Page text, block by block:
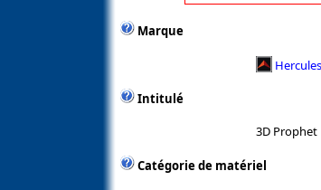
Marque
Hercules
Intitulé
3D Prophet
Catégorie de matériel